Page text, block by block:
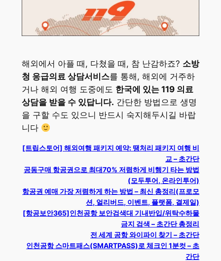
해외에서 아플 때, 다쳤을 때, 참 난감하죠? 소방
청 응급의료 상담서비스를 통해, 해외에 거주하
거나 해외 여행 도중에도 한국에 있는 119 의료
상담을 받을 수 있답니다. 간단한 방법으로 생명
을 구할 수도 있으니 반드시 숙지해두시길 바랍
니다
[트립스토어] 해외여행 패키지 예약: 땡처리 패키지 여행 비
교 – 초간단
공동구매 항공권으로 최대70% 저렴하게 비행기 타는 방법
(모두투어, 온라인투어)
항공권 예매 가장 저렴하게 하는 방법 – 최신 총정리(프로모
션, 얼리버드, 이벤트, 플랫폼, 결제일)
[항공보안365]인천공항 보안검색대 기내반입/위탁수하물
금지 검색 – 초간단 총정리
전 세계 공항 와이파이 찾기 – 초간단
인천공항 스마트패스(SMARTPASS)로 체크인 1분컷 – 초
간단